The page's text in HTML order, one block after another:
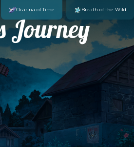
Journey
Ocarina of Time Breath of the Wild